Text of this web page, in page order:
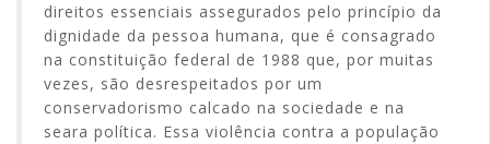
direitos essenciais assegurados pelo princípio da
dignidade da pessoa humana, que é consagrado
na constituição federal de 1988 que, por muitas
vezes, são desrespeitados por um
conservadorismo calcado na sociedade e na
seara política. Essa violência contra a população